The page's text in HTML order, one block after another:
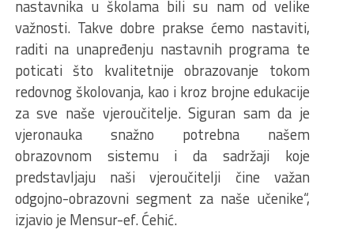
nastavnika u školama bili su nam od velike
važnosti. Takve dobre prakse ćemo nastaviti,
raditi na unapređenju nastavnih programa te
poticati što kvalitetnije obrazovanje tokom
redovnog školovanja, kao i kroz brojne edukacije
za sve naše vjeroučitelje. Siguran sam da je
vjeronauka snažno potrebna našem
obrazovnom sistemu i da sadržaji koje
predstavljaju naši vjeroučitelji čine važan
odgojno-obrazovni segment za naše učenike“,
izjavio je Mensur-ef. Ćehić.